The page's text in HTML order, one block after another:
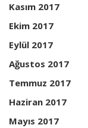
Kasım 2017
Ekim 2017
Eylül 2017
Ağustos 2017
Temmuz 2017
Haziran 2017
Mayıs 2017